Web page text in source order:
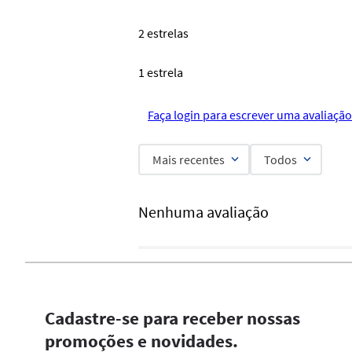
2 estrelas
1 estrela
Faça login para escrever uma
Mais recentes Todos
Nenhuma avaliação
Cadastre-se para receber nossas
promoções e novidades.